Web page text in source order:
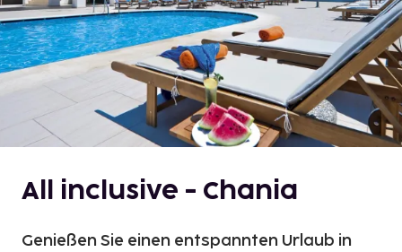
All inclusive - Chania
Genießen Sie einen entspannten Urlaub in